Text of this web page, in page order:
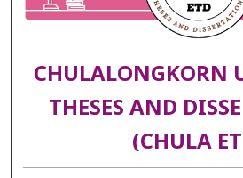
CHULALONGKORN
THESES AND
(CHULA